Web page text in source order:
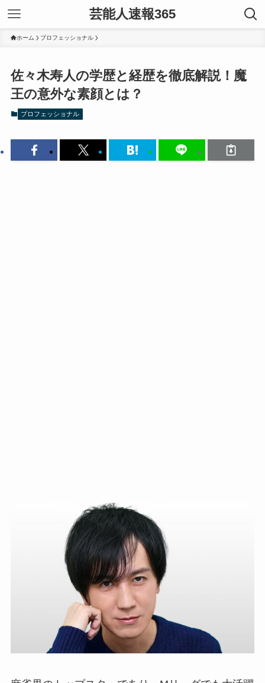
芸能人速報365
ホーム プロフェッショナル
佐々木寿人の学歴と経歴を徹底解説！魔
王の意外な素顔とは？
プロフェッショナル